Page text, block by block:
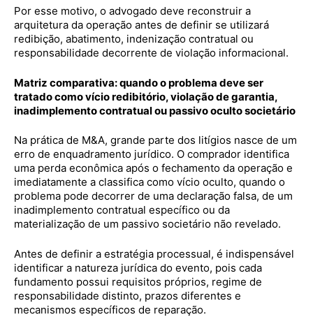
Por esse motivo, o advogado deve reconstruir a
arquitetura da operação antes de definir se utilizará
redibição, abatimento, indenização contratual ou
responsabilidade decorrente de violação informacional.
Matriz comparativa: quando o problema deve ser
tratado como vício redibitório, violação de garantia,
inadimplemento contratual ou passivo oculto societário
Na prática de M&A, grande parte dos litígios nasce de um
erro de enquadramento jurídico. O comprador identifica
uma perda econômica após o fechamento da operação e
imediatamente a classifica como vício oculto, quando o
problema pode decorrer de uma declaração falsa, de um
inadimplemento contratual específico ou da
materialização de um passivo societário não revelado.
Antes de definir a estratégia processual, é indispensável
identificar a natureza jurídica do evento, pois cada
fundamento possui requisitos próprios, regime de
responsabilidade distinto, prazos diferentes e
mecanismos específicos de reparação.